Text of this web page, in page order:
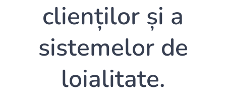
clienților și a
sistemelor de
loialitate.